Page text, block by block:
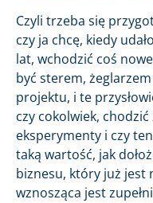
Czyli trzeba się
czy ja chcę, kiedy
lat, wchodzić coś
być sterem,
projektu, i te
czy cokolwiek,
eksperymenty i czy
taką wartość, jak
biznesu, który już jest
wznosząca jest